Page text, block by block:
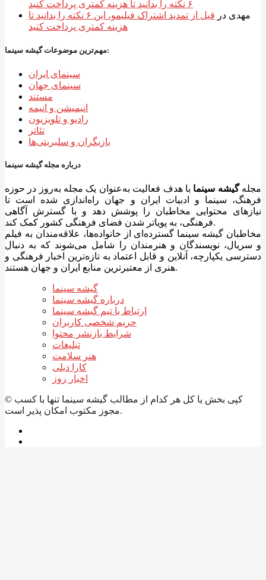
۶ نکته را بدانید تا هزینه کمتری پرداخت کنید
مهدی در
قبل از تمدید اشتراک فیلیمو، این ۶ نکته را بدانید تا
هزینه کمتری پرداخت کنید
مهم‌ترین موضوعات گیشه سینما:
سینمای ایران
سینمای جهان
مستند
انیمیشن و انیمه
رادیو و تلویزیون
تئاتر
بازیگران و سلبریتی‌ها
درباره مجله گیشه سینما
مجلهگیشه سینما با هدف فعالیت به‌عنوان یک مجله به‌روز در حوزه
فرهنگ، سینما و ادبیات ایران و جهان راه‌اندازی شده است تا
نیازهای محتوایی مخاطبان را پوشش دهد و با گسترش آگاهی
فرهنگی، به پویاتر شدن فضای فرهنگی کشور کمک کند.
مخاطبان گیشه سینما گسترده‌ای از خانواده‌ها، علاقه‌مندان به فیلم
و سریال، نویسندگان و هنرمندان را شامل می‌شوند که به دنبال
دسترسی یکپارچه، آنلاین و قابل اعتماد به تازه‌ترین اخبار فرهنگی و
هنری از معتبرترین منابع ایران و جهان هستند.
گیشه سینما
درباره گیشه سینما
ارتباط با تیم گیشه سینما
حریم شخصی کاربران
شرایط بازنشر محتوا
تبلیغات
هنر سلامت
کارا دیلی
اخبار روز
© کپی بخش یا کل هر کدام از مطالب گیشه سینما تنها با کسب
مجوز مکتوب امکان پذیر است.